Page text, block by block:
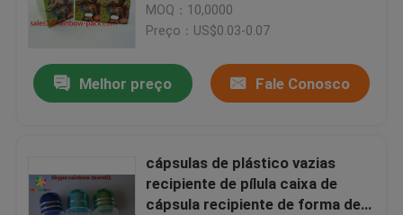
cartão 3D efetuam o
comprimido do sexo
MOQ：10,0000
Preço：US$0.03-0.07
Melhor preço Fale Conosco
cápsulas de plástico vazias
recipiente de pílula caixa de
cápsula recipiente de forma de